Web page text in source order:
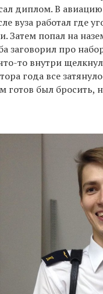
диплом. В
вуза работал где
Затем попал на
заговорил про
то внутри
года все
готов был бросить,